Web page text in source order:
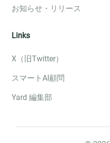
お知らせ・リリース
Links
X（旧Twitter）
スマートAI顧問
Yard 編集部